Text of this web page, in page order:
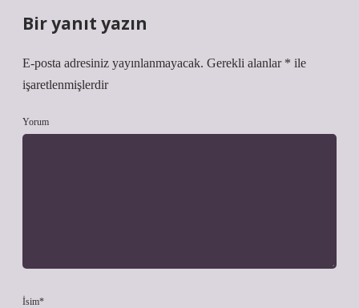
Bir yanıt yazın
E-posta adresiniz yayınlanmayacak. Gerekli alanlar * ile
işaretlenmişlerdir
Yorum
İsim*